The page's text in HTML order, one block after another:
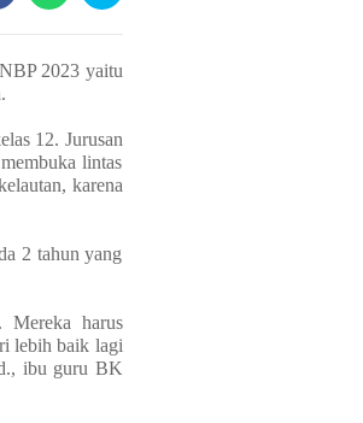
2023 yaitu
12. Jurusan
lintas
karena
2 tahun yang
Mereka harus
lebih baik lagi
ibu guru BK